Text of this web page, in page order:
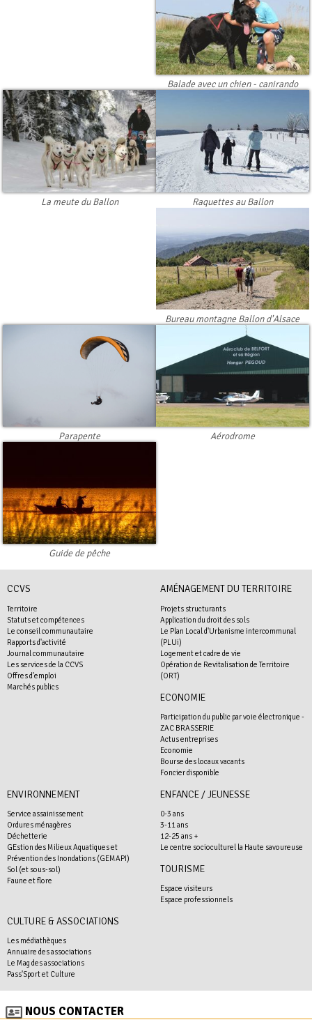
Balade avec un chien - canirando
La meute du Ballon Raquettes au Ballon
Bureau montagne Ballon d'Alsace
Parapente Aérodrome
Guide de pêche
CCVS
Territoire
Statuts et compétences
Le conseil communautaire
Rapports d'activité
Journal communautaire
Les services de la CCVS
Offres d'emploi
Marchés publics
AMÉNAGEMENT DU TERRITOIRE
Projets structurants
Application du droit des sols
Le Plan Local d'Urbanisme intercommunal
(PLUi)
Logement et cadre de vie
Opération de Revitalisation de Territoire
(ORT)
ECONOMIE
Participation du public par voie électronique -
ZAC BRASSERIE
Actus entreprises
Economie
Bourse des locaux vacants
Foncier disponible
ENVIRONNEMENT
Service assainissement
Ordures ménagères
Déchetterie
GEstion des Milieux Aquatiques et
Prévention des Inondations (GEMAPI)
Sol (et sous-sol)
Faune et flore
ENFANCE / JEUNESSE
0-3 ans
3-11 ans
12-25 ans +
Le centre socioculturel la Haute savoureuse
TOURISME
Espace visiteurs
Espace professionnels
CULTURE & ASSOCIATIONS
Les médiathèques
Annuaire des associations
Le Mag des associations
Pass'Sport et Culture
NOUS CONTACTER